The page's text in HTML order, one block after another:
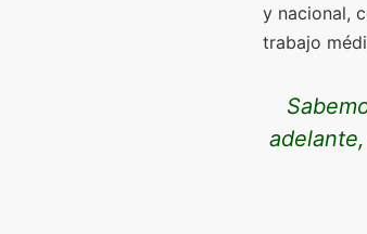
y nacional,
trabajo